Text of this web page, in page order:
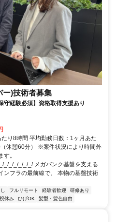
ー)技術者募集
守経験必須】資格取得支援あり
り8時間 平均勤務日数：1ヶ月あた
休憩60分） ※案件状況により時間外
。
_/_/_/_/_/_/ メガバンク基盤を支える
ンフラの最前線で、 本物の基盤技術
フルリモート 経験者歓迎
研修あり
休み ひげOK 髪型・髪色自由